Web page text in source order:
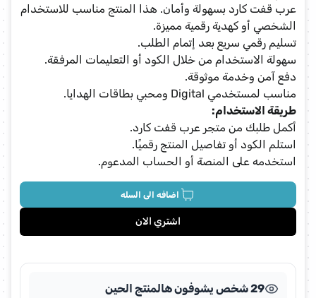
عرب قفت كارد بسهولة وأمان. هذا المنتج مناسب للاستخدام
الشخصي أو كهدية رقمية مميزة.
تسليم رقمي سريع بعد إتمام الطلب.
سهولة الاستخدام من خلال الكود أو التعليمات المرفقة.
دفع آمن وخدمة موثوقة.
مناسب لمستخدمي Digital ومحبي بطاقات الهدايا.
طريقة الاستخدام:
أكمل طلبك من متجر عرب قفت كارد.
استلم الكود أو تفاصيل المنتج رقميًا.
استخدمه على المنصة أو الحساب المدعوم.
اضافه الى السله
اشتري الان
29 شخص يشوفون هالمنتج الحين